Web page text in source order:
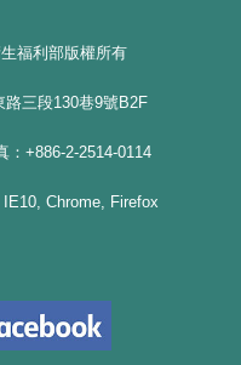
福利部版權所有
三段130巷9號B2F
+886-2-2514-0114
Chrome, Firefox